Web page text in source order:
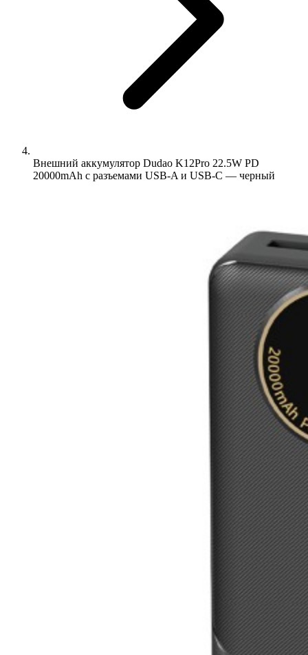
Внешний аккумулятор Dudao K12Pro 22.5W PD
20000mAh с разъемами USB-A и USB-C — черный